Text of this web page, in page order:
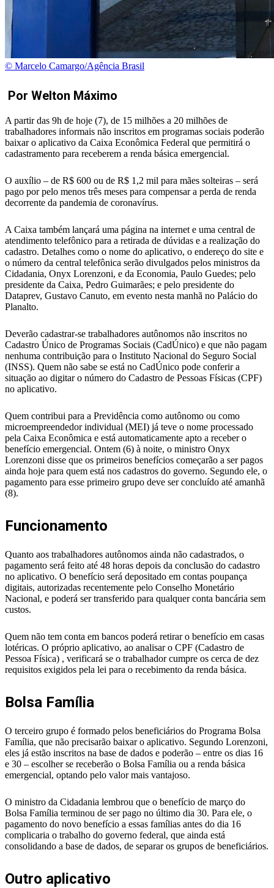
© Marcelo Camargo/Agência Brasil
Por Welton Máximo
A partir das 9h de hoje (7), de 15 milhões a 20 milhões de
trabalhadores informais não inscritos em programas sociais poderão
baixar o aplicativo da Caixa Econômica Federal que permitirá o
cadastramento para receberem a renda básica emergencial.
O auxílio – de R$ 600 ou de R$ 1,2 mil para mães solteiras – será
pago por pelo menos três meses para compensar a perda de renda
decorrente da pandemia de coronavírus.
A Caixa também lançará uma página na internet e uma central de
atendimento telefônico para a retirada de dúvidas e a realização do
cadastro. Detalhes como o nome do aplicativo, o endereço do site e
o número da central telefônica serão divulgados pelos ministros da
Cidadania, Onyx Lorenzoni, e da Economia, Paulo Guedes; pelo
presidente da Caixa, Pedro Guimarães; e pelo presidente do
Dataprev, Gustavo Canuto, em evento nesta manhã no Palácio do
Planalto.
Deverão cadastrar-se trabalhadores autônomos não inscritos no
Cadastro Único de Programas Sociais (CadÚnico) e que não pagam
nenhuma contribuição para o Instituto Nacional do Seguro Social
(INSS). Quem não sabe se está no CadÚnico pode conferir a
situação ao digitar o número do Cadastro de Pessoas Físicas (CPF)
no aplicativo.
Quem contribui para a Previdência como autônomo ou como
microempreendedor individual (MEI) já teve o nome processado
pela Caixa Econômica e está automaticamente apto a receber o
benefício emergencial. Ontem (6) à noite, o ministro Onyx
Lorenzoni disse que os primeiros benefícios começarão a ser pagos
ainda hoje para quem está nos cadastros do governo. Segundo ele, o
pagamento para esse primeiro grupo deve ser concluído até amanhã
(8).
Funcionamento
Quanto aos trabalhadores autônomos ainda não cadastrados, o
pagamento será feito até 48 horas depois da conclusão do cadastro
no aplicativo. O benefício será depositado em contas poupança
digitais, autorizadas recentemente pelo Conselho Monetário
Nacional, e poderá ser transferido para qualquer conta bancária sem
custos.
Quem não tem conta em bancos poderá retirar o benefício em casas
lotéricas. O próprio aplicativo, ao analisar o CPF (Cadastro de
Pessoa Física) , verificará se o trabalhador cumpre os cerca de dez
requisitos exigidos pela lei para o recebimento da renda básica.
Bolsa Família
O terceiro grupo é formado pelos beneficiários do Programa Bolsa
Família, que não precisarão baixar o aplicativo. Segundo Lorenzoni,
eles já estão inscritos na base de dados e poderão – entre os dias 16
e 30 – escolher se receberão o Bolsa Família ou a renda básica
emergencial, optando pelo valor mais vantajoso.
O ministro da Cidadania lembrou que o benefício de março do
Bolsa Família terminou de ser pago no último dia 30. Para ele, o
pagamento do novo benefício a essas famílias antes do dia 16
complicaria o trabalho do governo federal, que ainda está
consolidando a base de dados, de separar os grupos de beneficiários.
Outro aplicativo